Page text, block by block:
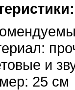
и
25 см